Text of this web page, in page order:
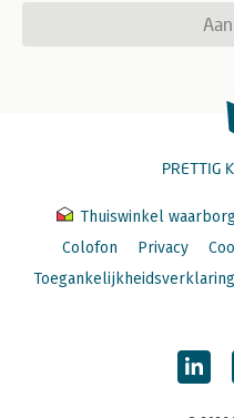
PRETTIG
Thuiswinkel
Colofon
Privacy
Toegankelijkheidsverklaring